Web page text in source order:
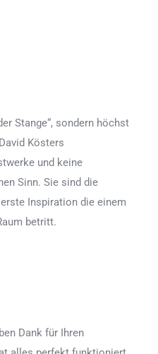
Stange“, sondern höchst
Kösters
und keine
Sinn. Sie sind die
Inspiration die einem
betritt.
Dank für Ihren